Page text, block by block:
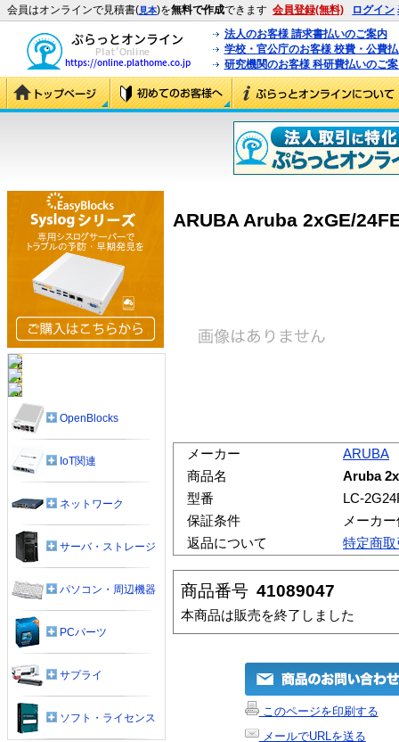
会員はオンラインで見積書(見本)を無料で作成できます 会員登録(無料) ログイン
法人のお客様 請求書払いのご案内
学校・官公庁のお客様 校費・公費
研究機関のお客様 科研費払いのご
ARUBA Aruba 2xGE/
メーカー
ARUBA
商品名
Aruba
型番
LC-
保証条件
メーカ
返品について
特定商
商品番号 41089047
本商品は販売を終了しました
このページを印刷する
メールでURLを送る
OpenBlocks
IoT関連
ネットワーク
サーバ・ストレージ
パソコン・周辺機器
PCパーツ
サプライ
ソフト・ライセンス